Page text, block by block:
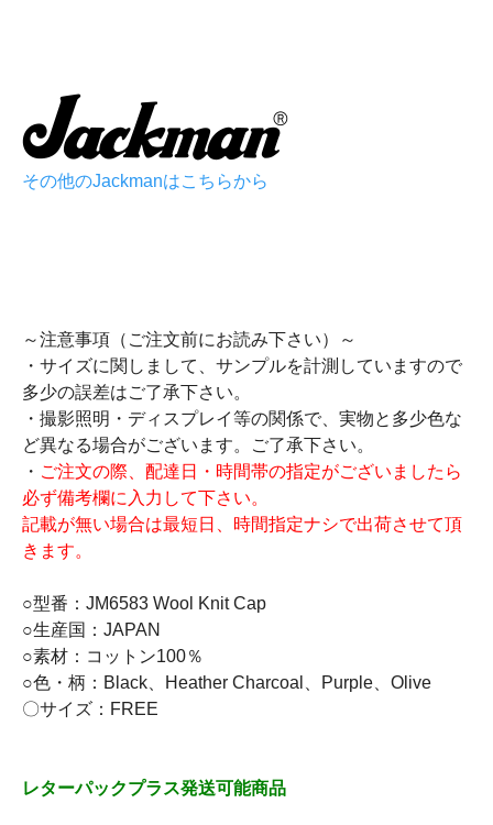
その他のJackmanはこちらから
～注意事項（ご注文前にお読み下さい）～
・サイズに関しまして、サンプルを計測していますので
多少の誤差はご了承下さい。
・撮影照明・ディスプレイ等の関係で、実物と多少色な
ど異なる場合がございます。ご了承下さい。
・ ご注文の際、配達日・時間帯の指定がございましたら
必ず備考欄に入力して下さい。
記載が無い場合は最短日、時間指定ナシで出荷させて頂
きます。
○型番：JM6583 Wool Knit Cap
○生産国：JAPAN
○素材：コットン100％
○色・柄：Black、Heather Charcoal、Purple、Olive
〇サイズ：FREE
レターパックプラス発送可能商品